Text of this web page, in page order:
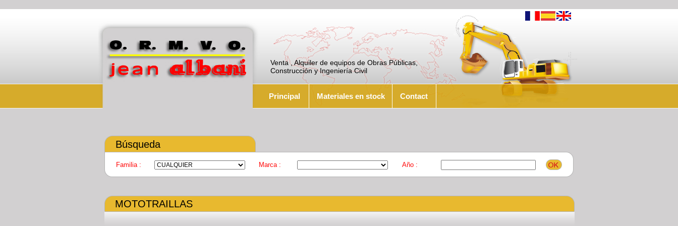
Venta , Alquiler de equipos de Obras Públicas,
Construcción y Ingeniería Civil
Principal Materiales en stock Contact
Búsqueda
Familia : Marca : Año :
MOTOTRAILLAS